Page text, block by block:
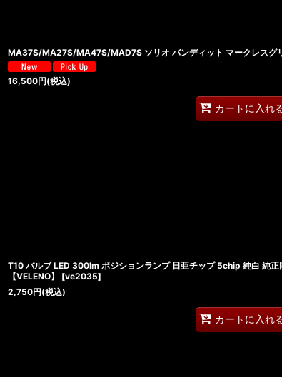
MA37S/MA27S/MA47S/MAD7S ソリオ バンディット マークレスグ
16,500円(税込)
カートに入れ
T10 バルブ LED 300lm ポジションランプ 日亜チップ 5chip 純白 純正
【VELENO】
[ve2035]
2,750円(税込)
カートに入れ